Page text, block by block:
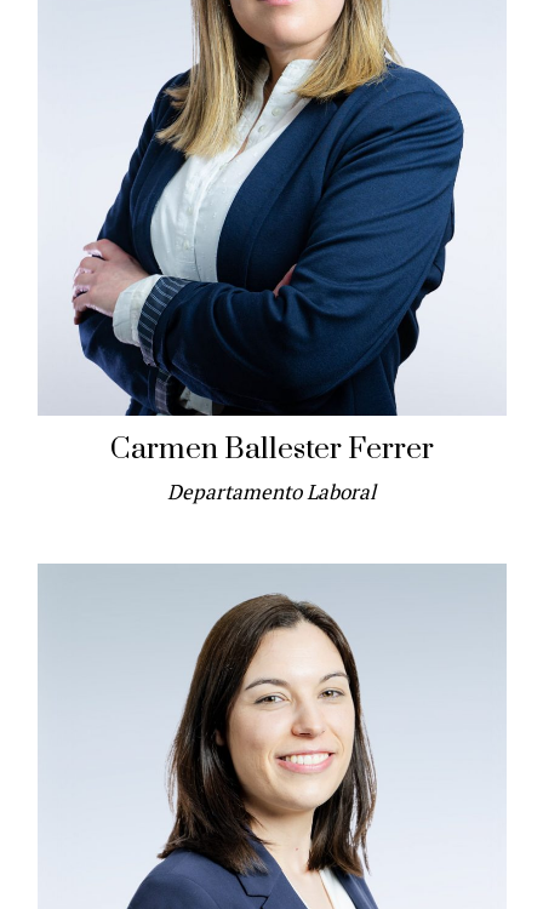
Carmen Ballester Ferrer
Departamento Laboral